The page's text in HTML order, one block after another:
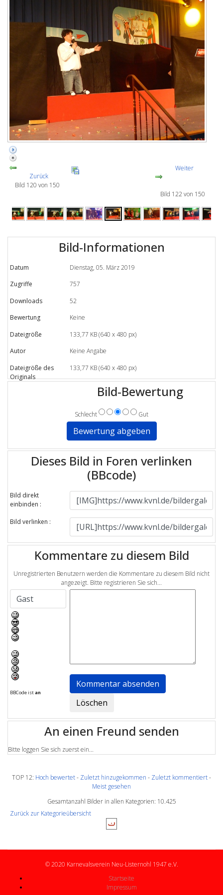
Zurück
Bild 120 von 150
Weiter
Bild 122 von 150
Bild-Informationen
Datum
Dienstag, 05. März 2019
Zugriffe
757
Downloads
52
Bewertung
Keine
Dateigröße
133,77 KB (640 x 480 px)
Autor
Keine Angabe
Dateigröße des
Originals
133,77 KB (640 x 480 px)
Bild-Bewertung
Schlecht Gut
Dieses Bild in Foren verlinken
(BBcode)
Bild direkt
einbinden :
Bild verlinken :
Kommentare zu diesem Bild
Unregistrierten Benutzern werden die Kommentare zu diesem Bild nicht
angezeigt. Bitte registrieren Sie sich...
BBCode istan
An einen Freund senden
Bitte loggen Sie sich zuerst ein...
TOP 12: Hoch bewertet- Zuletzt hinzugekommen - Zuletzt kommentiert-
Meist gesehen
Gesamtanzahl Bilder in allen Kategorien: 10.425
Zurück zur Kategorieübersicht
© 2020 Karnevalsverein Neu-Listernohl 1947 e.V.
Startseite
Impressum